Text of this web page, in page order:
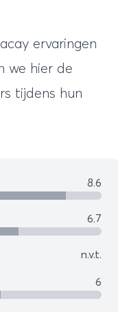
ervaringen
we hier de
tijdens hun
8.6
6.7
n.v.t.
6